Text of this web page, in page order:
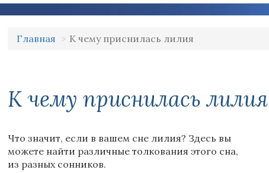
Главная К чему приснилась лилия
К чему приснилась лилия
Что значит, если в вашем сне лилия? Здесь вы
можете найти различные толкования этого сна,
из разных сонников.